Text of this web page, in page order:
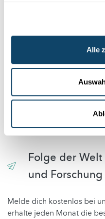
Alle
Abonniere unseren
Folge der
und
Melde dich kostenlos bei
erhalte jeden Monat die